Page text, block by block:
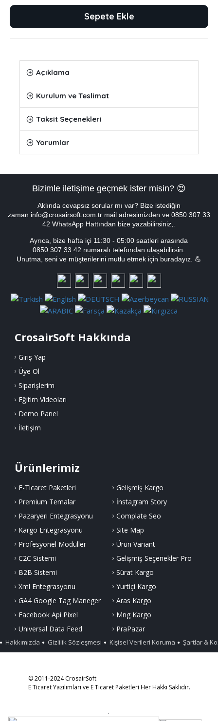
Sepete Ekle
Açıklama
Kurulum ve Teslimat
Taksit Seçenekleri
Yorumlar
Bizimle iletişime geçmek ister misin? 😍
Aklında cevapsız sorular mı var? Bize istediğin
zaman info@crosairsoft.com.tr mail adresimizden ve 0850 307 33
42 WhatsApp Hattından bize yazabilirsiniz,.
Ayrıca, bize hafta içi 11:30 - 05:00 saatleri arasında
0850 307 33 42 numaralı telefondan ulaşabilirsin.
Unutma, seni ve müşterilerini mutlu etmek için buradayız. 💪
CrosairSoft Hakkında
Giriş Yap
Üye Ol
Siparişlerim
Eğitim Videoları
Demo Panel
İletişim
Ürünlerimiz
E-Ticaret Paketleri
Premium Temalar
Pazaryeri Entegrasyonu
Kargo Entegrasyonu
Profesyonel Modüller
C2C Sistemi
B2B Sistemi
Xml Entegrasyonu
GA4 Google Tag Maneger
Facebook Api Pixel
Universal Data Feed
Gelişmiş Kargo
İnstagram Story
Complate Seo
Site Map
Ürün Variant
Gelişmiş Seçenekler Pro
Sürat Kargo
Yurtiçi Kargo
Aras Kargo
Mng Kargo
PraPazar
Hakkımızda Gizlilik Sözleşmesi Kişisel Verileri Koruma Şartlar &
© 2011-2024 CrosairSoft
E Ticaret Yazılımları ve E Ticaret Paketleri Her Hakkı Saklıdır.
.